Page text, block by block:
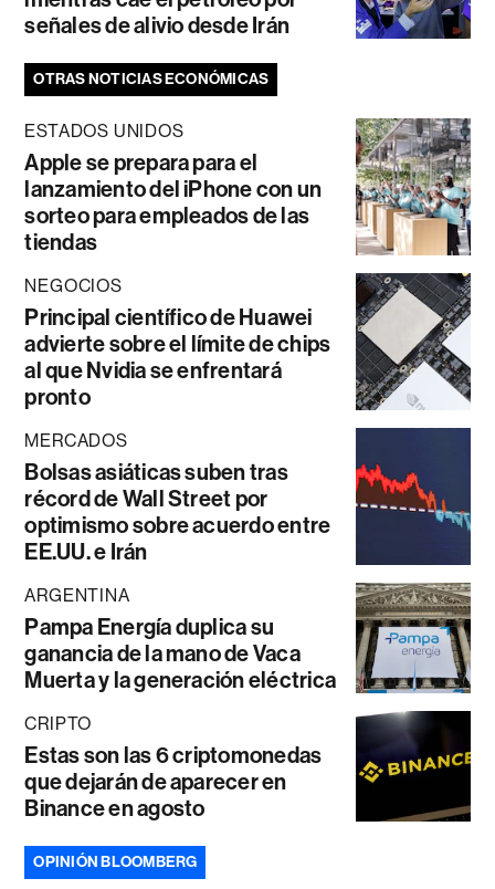
señales de alivio desde Irán
OTRAS NOTICIAS ECONÓMICAS
ESTADOS UNIDOS
Apple se prepara para el
lanzamiento del iPhone con un
sorteo para empleados de las
tiendas
NEGOCIOS
Principal científico de Huawei
advierte sobre el límite de chips
al que Nvidia se enfrentará
pronto
MERCADOS
Bolsas asiáticas suben tras
récord de Wall Street por
optimismo sobre acuerdo entre
EE.UU. e Irán
ARGENTINA
Pampa Energía duplica su
ganancia de la mano de Vaca
Muerta y la generación eléctrica
CRIPTO
Estas son las 6 criptomonedas
que dejarán de aparecer en
Binance en agosto
OPINIÓN BLOOMBERG